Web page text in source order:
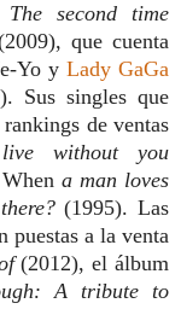
second time
que cuenta
Yo yLady GaGa
Sus singles que
de ventas
without you
a man loves
(1995). Las
puestas a la venta
(2012), el álbum
A tribute to